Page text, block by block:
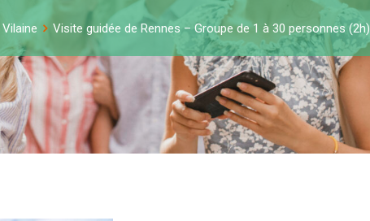
Visite guidée de Rennes – Groupe de 1 à 30 personnes (2h)